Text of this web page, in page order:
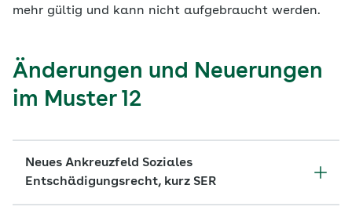
mehr gültig und kann nicht aufgebraucht werden.
Änderungen und Neuerungen
im Muster 12
Neues Ankreuzfeld Soziales
Entschädigungsrecht, kurz SER